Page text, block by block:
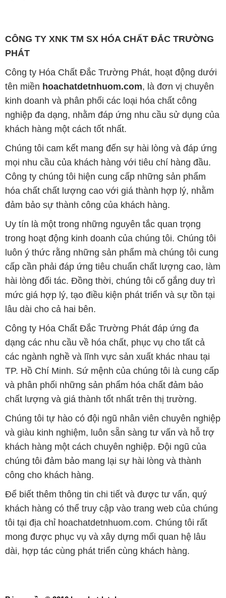
CÔNG TY XNK TM SX HÓA CHẤT ĐẮC TRƯỜNG
PHÁT
Công ty Hóa Chất Đắc Trường Phát, hoạt động dưới
tên miền hoachatdetnhuom.com, là đơn vị chuyên
kinh doanh và phân phối các loại hóa chất công
nghiệp đa dạng, nhằm đáp ứng nhu cầu sử dụng của
khách hàng một cách tốt nhất.
Chúng tôi cam kết mang đến sự hài lòng và đáp ứng
mọi nhu cầu của khách hàng với tiêu chí hàng đầu.
Công ty chúng tôi hiện cung cấp những sản phẩm
hóa chất chất lượng cao với giá thành hợp lý, nhằm
đảm bảo sự thành công của khách hàng.
Uy tín là một trong những nguyên tắc quan trọng
trong hoạt động kinh doanh của chúng tôi. Chúng tôi
luôn ý thức rằng những sản phẩm mà chúng tôi cung
cấp cần phải đáp ứng tiêu chuẩn chất lượng cao, làm
hài lòng đối tác. Đồng thời, chúng tôi cố gắng duy trì
mức giá hợp lý, tạo điều kiện phát triển và sự tồn tại
lâu dài cho cả hai bên.
Công ty Hóa Chất Đắc Trường Phát đáp ứng đa
dạng các nhu cầu về hóa chất, phục vụ cho tất cả
các ngành nghề và lĩnh vực sản xuất khác nhau tại
TP. Hồ Chí Minh. Sứ mệnh của chúng tôi là cung cấp
và phân phối những sản phẩm hóa chất đảm bảo
chất lượng và giá thành tốt nhất trên thị trường.
Chúng tôi tự hào có đội ngũ nhân viên chuyên nghiệp
và giàu kinh nghiệm, luôn sẵn sàng tư vấn và hỗ trợ
khách hàng một cách chuyên nghiệp. Đội ngũ của
chúng tôi đảm bảo mang lại sự hài lòng và thành
công cho khách hàng.
Để biết thêm thông tin chi tiết và được tư vấn, quý
khách hàng có thể truy cập vào trang web của chúng
tôi tại địa chỉ hoachatdetnhuom.com. Chúng tôi rất
mong được phục vụ và xây dựng mối quan hệ lâu
dài, hợp tác cùng phát triển cùng khách hàng.